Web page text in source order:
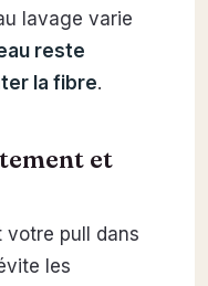
lavage varie
reste
la fibre.
et
votre pull dans
les